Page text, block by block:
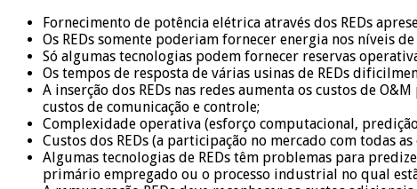
Fornecimento de potência elétrica através dos REDs
Os REDs somente poderiam fornecer energia nos níveis
Só algumas tecnologias podem fornecer reservas
Os tempos de resposta de várias usinas de REDs
A inserção dos REDs nas redes aumenta os custos de
custos de comunicação e controle;
Complexidade operativa (esforço computacional,
Custos dos REDs (a participação no mercado com todas
Algumas tecnologias de REDs têm problemas para
primário empregado ou o processo industrial no qual